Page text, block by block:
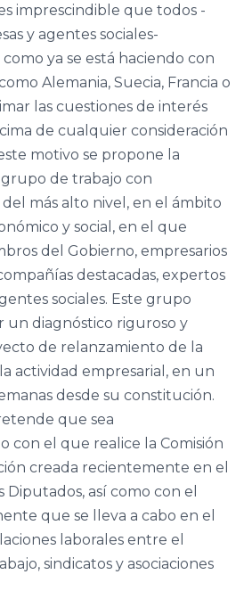
Facultad de
Ciencias
Empresariales
y Turismo,
Universidad de
Vigo
Facultad de
Administración
y Dirección de
Empresas,
Universidad de
Santiago de
Compostela
Facultad de
Ciencias
Económicas y
Empresariales,
Universidad de
A Coruña
imprescindible que todos -
y agentes sociales-
ya se está haciendo con
Alemania, Suecia, Francia o
las cuestiones de interés
de cualquier consideración
motivo se propone la
de trabajo con
más alto nivel, en el ámbito
y social, en el que
del Gobierno, empresarios
destacadas, expertos
sociales. Este grupo
un diagnóstico riguroso y
de relanzamiento de la
actividad empresarial, en un
desde su constitución.
que sea
con el que realice la Comisión
creada recientemente en el
Diputados, así como con el
que se lleva a cabo en el
laborales entre el
sindicatos y asociaciones